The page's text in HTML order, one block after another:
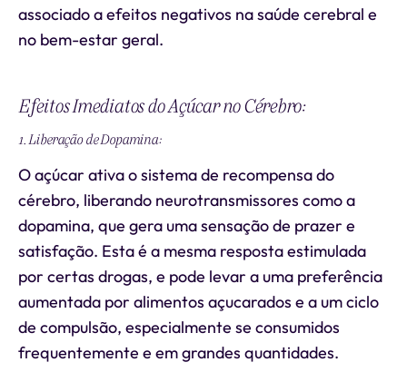
associado a efeitos negativos na saúde cerebral e
no bem-estar geral.
Efeitos Imediatos do Açúcar no Cérebro:
1. Liberação de Dopamina:
O açúcar ativa o sistema de recompensa do
cérebro, liberando neurotransmissores como a
dopamina, que gera uma sensação de prazer e
satisfação. Esta é a mesma resposta estimulada
por certas drogas, e pode levar a uma preferência
aumentada por alimentos açucarados e a um ciclo
de compulsão, especialmente se consumidos
frequentemente e em grandes quantidades.